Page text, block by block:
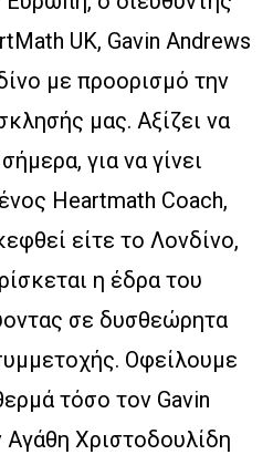
UK, Gavin Andrews
με προορισμό την
μας. Αξίζει να
για να γίνει
Heartmath Coach,
είτε το Λονδίνο,
η έδρα του
σε δυσθεώρητα
Οφείλουμε
τόσο τον Gavin
Χριστοδουλίδη